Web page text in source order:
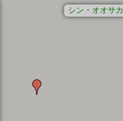
シン・オオサカ